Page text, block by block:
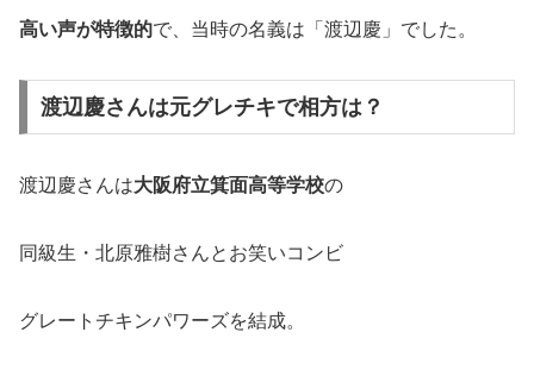
高い声が特徴的で、当時の名義は「渡辺慶」でした。
渡辺慶さんは元グレチキで相方は？
渡辺慶さんは大阪府立箕面高等学校の
同級生・北原雅樹さんとお笑いコンビ
グレートチキンパワーズを結成。